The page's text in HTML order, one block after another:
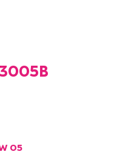
05